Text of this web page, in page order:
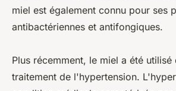
miel est également connu pour ses
antibactériennes et antifongiques.
Plus récemment, le miel a été utilisé
traitement de l'hypertension.